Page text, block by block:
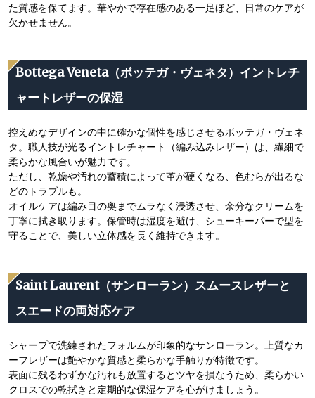
た質感を保てます。華やかで存在感のある一足ほど、日常のケアが
欠かせません。
Bottega Veneta（ボッテガ・ヴェネタ）イントレチ
ャートレザーの保湿
控えめなデザインの中に確かな個性を感じさせるボッテガ・ヴェネ
タ。職人技が光るイントレチャート（編み込みレザー）は、繊細で
柔らかな風合いが魅力です。
ただし、乾燥や汚れの蓄積によって革が硬くなる、色むらが出るな
どのトラブルも。
オイルケアは編み目の奥までムラなく浸透させ、余分なクリームを
丁寧に拭き取ります。保管時は湿度を避け、シューキーパーで型を
守ることで、美しい立体感を長く維持できます。
Saint Laurent（サンローラン）スムースレザーと
スエードの両対応ケア
シャープで洗練されたフォルムが印象的なサンローラン。上質なカ
ーフレザーは艶やかな質感と柔らかな手触りが特徴です。
表面に残るわずかな汚れも放置するとツヤを損なうため、柔らかい
クロスでの乾拭きと定期的な保湿ケアを心がけましょう。